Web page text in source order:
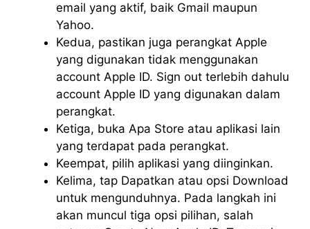
email yang aktif, baik Gmail maupun
Yahoo.
Kedua, pastikan juga perangkat Apple
yang digunakan tidak menggunakan
account Apple ID. Sign out terlebih dahulu
account Apple ID yang digunakan dalam
perangkat.
Ketiga, buka Apa Store atau aplikasi lain
yang terdapat pada perangkat.
Keempat, pilih aplikasi yang diinginkan.
Kelima, tap Dapatkan atau opsi Download
untuk mengunduhnya. Pada langkah ini
akan muncul tiga opsi pilihan, salah